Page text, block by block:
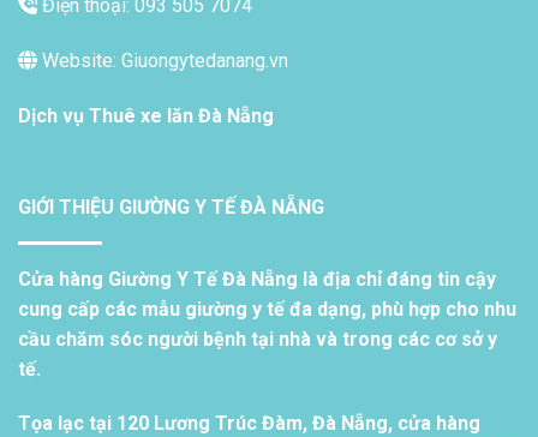
Điện thoại: 093 505 7074
Website: Giuongytedanang.vn
Dịch vụ Thuê xe lăn Đà Nẵng
GIỚI THIỆU GIƯỜNG Y TẾ ĐÀ NẴNG
Cửa hàng Giường Y Tế Đà Nẵng là địa chỉ đáng tin cậy
cung cấp các mẫu giường y tế đa dạng, phù hợp cho nhu
cầu chăm sóc người bệnh tại nhà và trong các cơ sở y
tế.
Tọa lạc tại 120 Lương Trúc Đàm, Đà Nẵng, cửa hàng